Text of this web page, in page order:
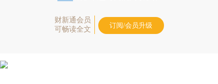
财新通会员
可畅读全文
订阅/会员升级